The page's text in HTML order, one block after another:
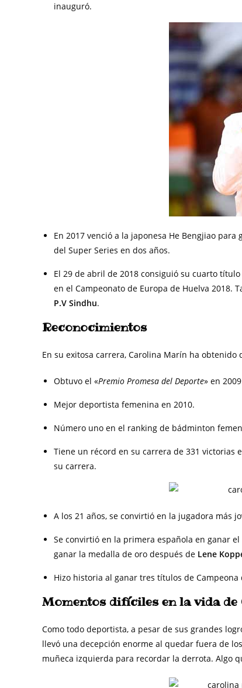
inauguró.
En 2017 venció a la japonesa He Bengjiao
del Super Series en dos años.
El 29 de abril de 2018 consiguió su cuarto
en el Campeonato de Europa de Huelva
P.V Sindhu.
Reconocimientos
En su exitosa carrera, Carolina Marín ha
Obtuvo el «Premio Promesa del Deporte» en
Mejor deportista femenina en 2010.
Número uno en el ranking de bádminton
Tiene un récord en su carrera de 331
su carrera.
A los 21 años, se convirtió en la jugadora más
Se convirtió en la primera española en ganar
ganar la medalla de oro después de Lene
Hizo historia al ganar tres títulos de
Momentos difíciles en la vida
Como todo deportista, a pesar de sus grandes
llevó una decepción enorme al quedar fuera de
muñeca izquierda para recordar la derrota. Algo